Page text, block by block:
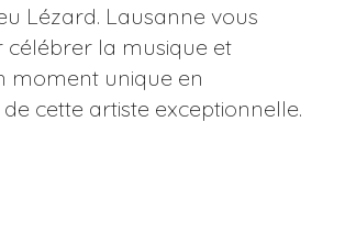
Lézard. Lausanne vous
la musique et
moment unique en
cette artiste exceptionnelle.